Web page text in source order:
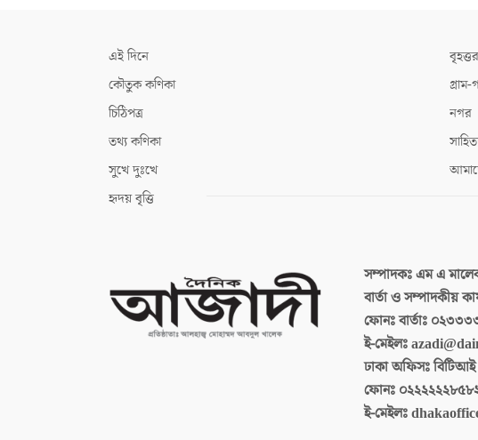
এই দিনে
কৌতুক কণিকা
চিঠিপত্র
তথ্য কণিকা
সুখে দুঃখে
হৃদয় বৃত্তি
গ্রাম-
নগর
সম্পাদকঃএম এ
বার্তা ও সম্পাদকীয়
ফোনঃ বার্তাঃ
ই-মেইলঃ
ঢাকা অফিসঃবিটিআই
ফোনঃ
ই-মেইলঃ